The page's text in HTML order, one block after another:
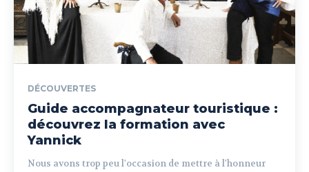
DÉCOUVERTES
Guide accompagnateur touristique :
découvrez la formation avec
Yannick
Nous avons trop peu l'occasion de mettre à l'honneur